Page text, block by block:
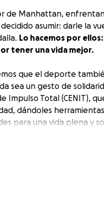
de Manhattan,
asumir: darle la
Lo hacemos por
tener una vida mejor.
que el deporte
sea un gesto de
Impulso Total (CENIT),
dándoles
para una vida plena y
un futuro mejor para